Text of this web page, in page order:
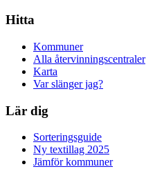
Hitta
Kommuner
Alla återvinningscentraler
Karta
Var slänger jag?
Lär dig
Sorteringsguide
Ny textillag 2025
Jämför kommuner